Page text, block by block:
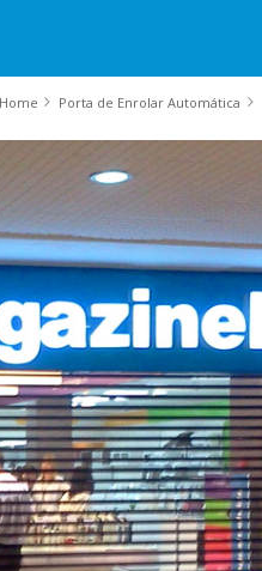
Home Porta de Enrolar Automática